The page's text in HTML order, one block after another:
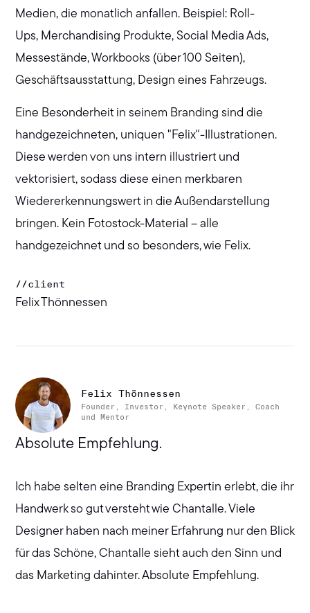
Medien, die monatlich anfallen. Beispiel: Roll-
Ups, Merchandising Produkte, Social Media Ads,
Messestände, Workbooks (über 100 Seiten),
Geschäftsausstattung, Design eines Fahrzeugs.
Eine Besonderheit in seinem Branding sind die
handgezeichneten, uniquen "Felix"-Illustrationen.
Diese werden von uns intern illustriert und
vektorisiert, sodass diese einen merkbaren
Wiedererkennungswert in die Außendarstellung
bringen. Kein Fotostock-Material – alle
handgezeichnet und so besonders, wie Felix.
//client
Felix Thönnessen
Felix Thönnessen
Founder, Investor, Keynote Speaker, Coach
und Mentor
Absolute Empfehlung.
Ich habe selten eine Branding Expertin erlebt, die ihr
Handwerk so gut versteht wie Chantalle. Viele
Designer haben nach meiner Erfahrung nur den Blick
für das Schöne, Chantalle sieht auch den Sinn und
das Marketing dahinter. Absolute Empfehlung.